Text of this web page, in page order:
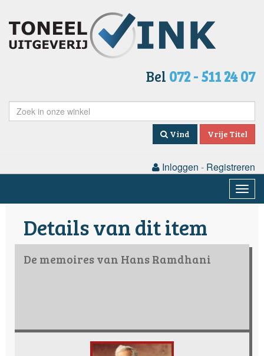
Bel 072 - 511 24 07
Vind Vrije Titel
Inloggen - Registreren
Details van dit item
De memoires van Hans Ramdhani